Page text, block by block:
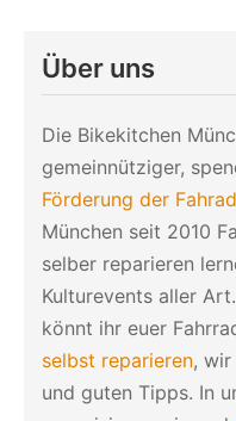
Über uns
Die Bikekitchen
gemeinnütziger,
Förderung der
München seit 2010
selber reparieren
Kulturevents aller
könnt ihr euer
selbst reparieren, wir
und guten Tipps. In